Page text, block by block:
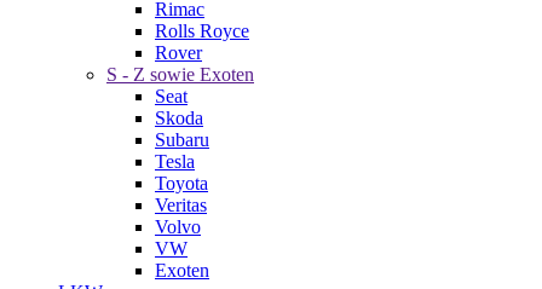
Rimac
Rolls Royce
Rover
S - Z sowie Exoten
Seat
Skoda
Subaru
Tesla
Toyota
Veritas
Volvo
VW
Exoten